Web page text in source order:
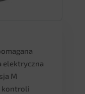
elektryczna
M
kontroli